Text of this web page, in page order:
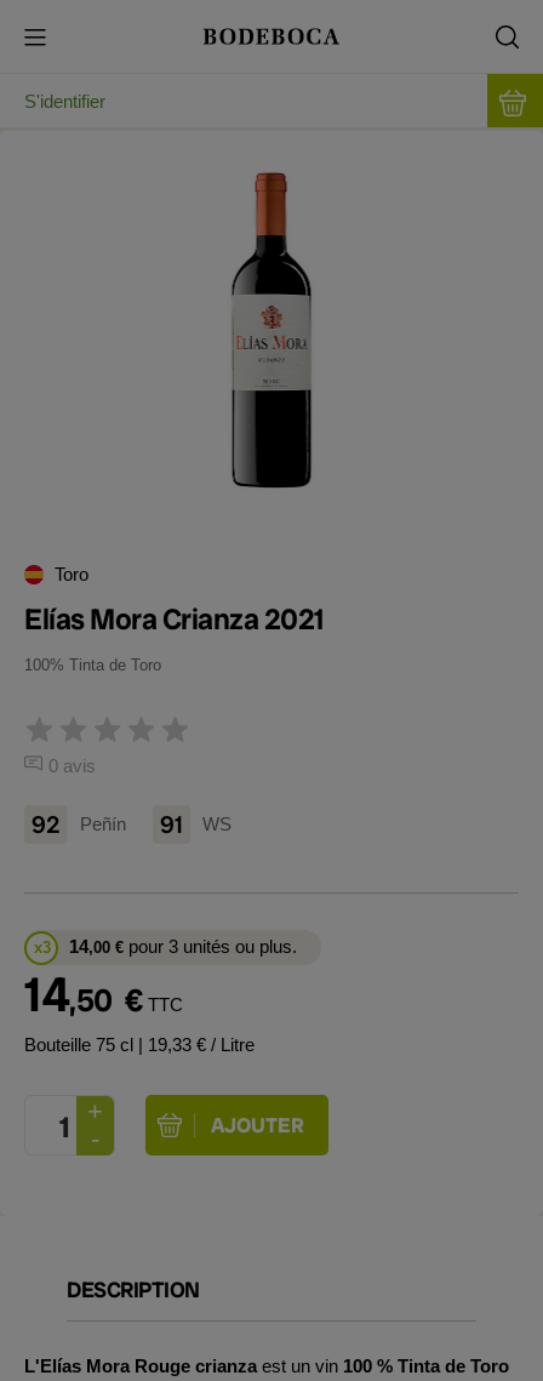
S'identifier
Toro
Elías Mora Crianza 2021
100% Tinta de Toro
0 avis
92 Peñín 91 WS
x3 14,00 € pour 3 unités ou plus.
14,50 € TTC
Bouteille 75 cl | 19,33 € / Litre
DESCRIPTION
L'Elías Mora Rouge crianza est un vin 100 % Tinta de Toro